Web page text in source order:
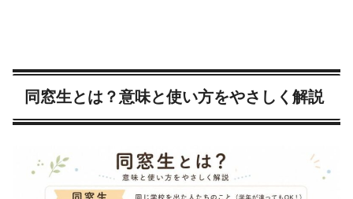
同窓生とは？意味と使い方をやさしく解説